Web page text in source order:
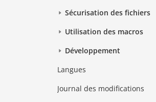
Sécurisation des fichiers
Utilisation des macros
Développement
Langues
Journal des modifications